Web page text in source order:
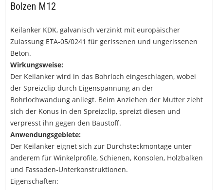
Bolzen M12
Keilanker KDK, galvanisch verzinkt mit europäischer
Zulassung ETA-05/0241 für gerissenen und ungerissenen
Beton.
Wirkungsweise:
Der Keilanker wird in das Bohrloch eingeschlagen, wobei
der Spreizclip durch Eigenspannung an der
Bohrlochwandung anliegt. Beim Anziehen der Mutter zieht
sich der Konus in den Spreizclip, spreizt diesen und
verpresst ihn gegen den Baustoff.
Anwendungsgebiete:
Der Keilanker eignet sich zur Durchsteckmontage unter
anderem für Winkelprofile, Schienen, Konsolen, Holzbalken
und Fassaden-Unterkonstruktionen.
Eigenschaften: